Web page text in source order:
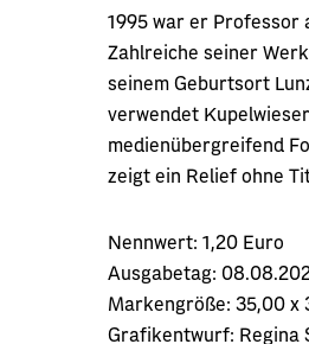
1995 war er Professor
Zahlreiche seiner
seinem Geburtsort
verwendet
medienübergreifend
zeigt ein Relief ohne
Nennwert: 1,20 Euro
Ausgabetag:
Markengröße: 35,00 x
Grafikentwurf: Regina